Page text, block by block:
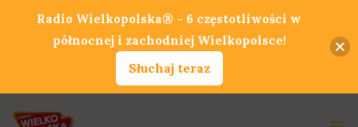
Radio Wielkopolska® - 6 częstotliwości w
północnej i zachodniej Wielkopolsce!
Słuchaj teraz